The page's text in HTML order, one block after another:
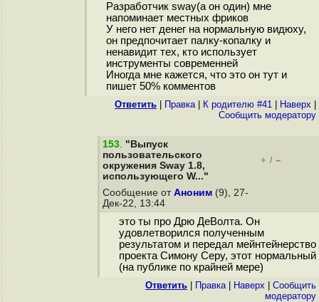
Разработчик sway(а он один) мне
напоминает местных фриков
У него нет денег на нормальную видюху,
он предпочитает палку-копалку и
ненавидит тех, кто использует
инструменты современней
Иногда мне кажется, что это он тут и
пишет 50% комментов
Ответить Правка| К родителю #41 Наверх
Cообщить модератору
153. "Выпуск
пользовательского
окружения Sway 1.8,
использующего W..."
+ / –
Сообщение от Аноним (9), 27-
Дек-22, 13:44
это ты про Дрю ДеВолта. Он
удовлетворился полученным
результатом и передал мейнтейнерство
проекта Симону Серу, этот нормальный
(на публике по крайней мере)
Ответить Правка| Наверх
Cообщить
модератору